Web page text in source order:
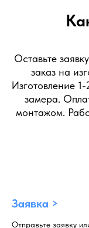
Оставьте
заказ на
Изготовление
замера.
монтажом.
Заявка >
Отправьте заявку